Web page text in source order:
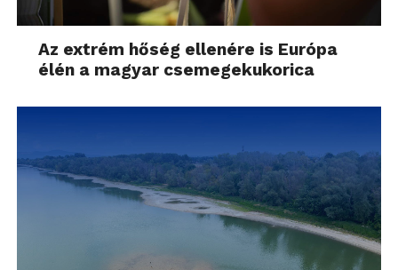
Az extrém hőség ellenére is Európa
élén a magyar csemegekukorica